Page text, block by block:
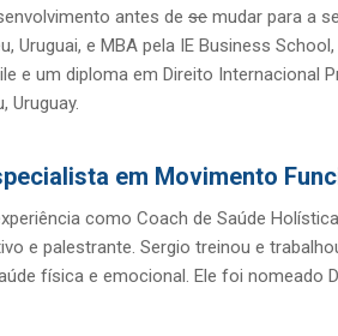
antes de se mudar para a
Uruguai, e MBA pela IE Business
e um diploma em Direito Internacional
Uruguay.
em Movimento
como Coach de Saúde
e palestrante. Sergio treinou e
física e emocional. Ele foi nomeado